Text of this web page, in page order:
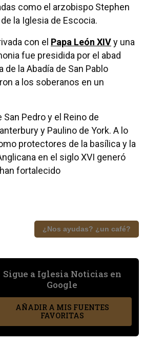
como el arzobispo Stephen
la Iglesia de Escocia.
con el Papa León XIVy una
fue presidida por el abad
la Abadía de San Pablo
a los soberanos en un
Pedro y el Reino de
y Paulino de York. A lo
protectores de la basílica y la
en el siglo XVI generó
fortalecido
¿Nos ayudas? ¿un café?
Sigue a Iglesia Noticias en
Google
AÑADIR A MIS FUENTES
FAVORITAS